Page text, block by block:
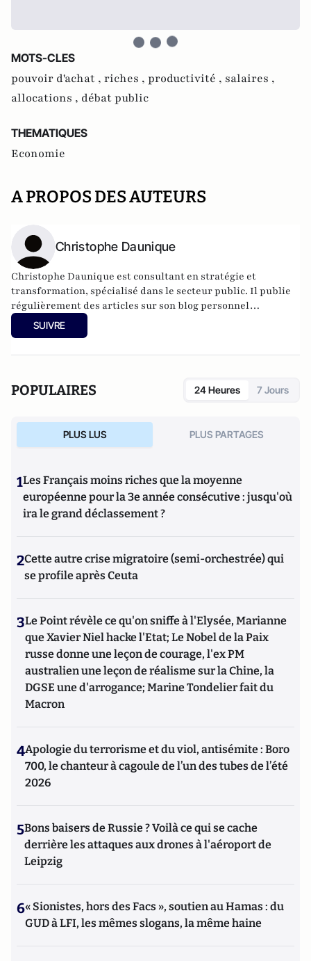
MOTS-CLES
pouvoir d'achat , riches , productivité , salaires ,
allocations , débat public
THEMATIQUES
Economie
A PROPOS DES AUTEURS
Christophe Daunique
Christophe Daunique est consultant en stratégie et
transformation, spécialisé dans le secteur public. Il publie
régulièrement des articles sur son blog personnel
(
https://lecahierdauniquien.substack.com/
SUIVRE
POPULAIRES 24 Heures 7 Jours
PLUS LUS PLUS PARTAGES
1Les Français moins riches que la moyenne
européenne pour la 3e année consécutive : jusqu'où
ira le grand déclassement ?
2Cette autre crise migratoire (semi-orchestrée) qui
se profile après Ceuta
3Le Point révèle ce qu'on sniffe à l'Elysée, Marianne
que Xavier Niel hacke l'Etat; Le Nobel de la Paix
russe donne une leçon de courage, l'ex PM
australien une leçon de réalisme sur la Chine, la
DGSE une d'arrogance; Marine Tondelier fait du
Macron
4Apologie du terrorisme et du viol, antisémite : Boro
700, le chanteur à cagoule de l’un des tubes de l’été
2026
5Bons baisers de Russie ? Voilà ce qui se cache
derrière les attaques aux drones à l'aéroport de
Leipzig
6« Sionistes, hors des Facs », soutien au Hamas : du
GUD à LFI, les mêmes slogans, la même haine